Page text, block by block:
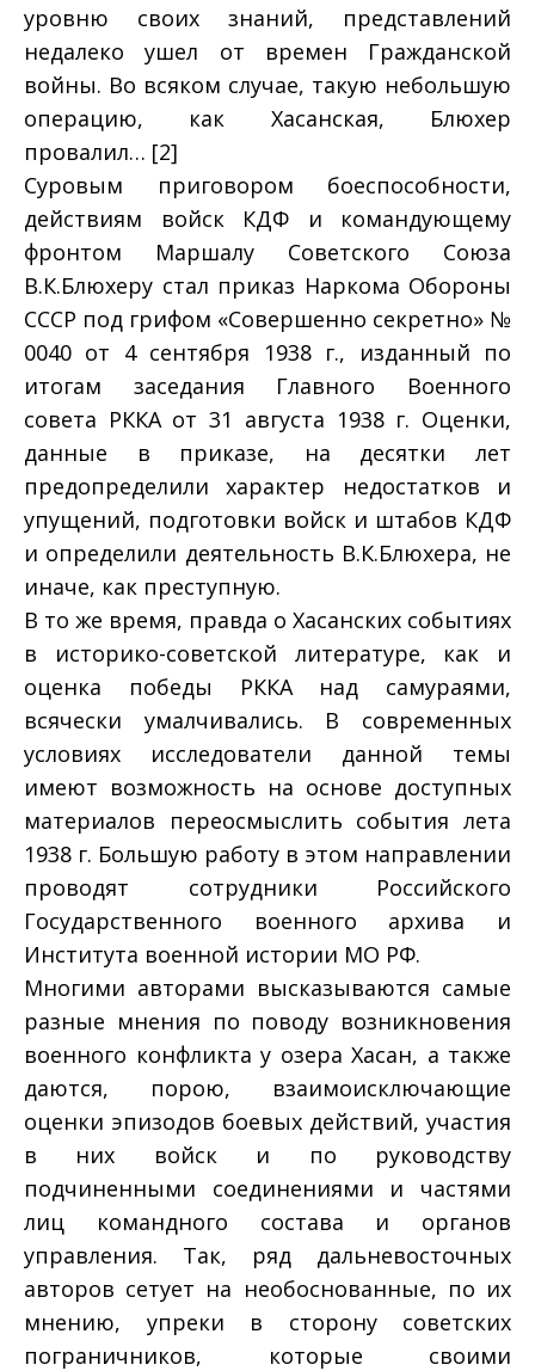
уровню своих знаний, представлений
недалеко ушел от времен Гражданской
войны. Во всяком случае, такую небольшую
операцию, как Хасанская, Блюхер
провалил… [2]
Суровым приговором боеспособности,
действиям войск КДФ и командующему
фронтом Маршалу Советского Союза
В.К.Блюхеру стал приказ Наркома Обороны
СССР под грифом «Совершенно секретно» №
0040 от 4 сентября 1938 г., изданный по
итогам заседания Главного Военного
совета РККА от 31 августа 1938 г. Оценки,
данные в приказе, на десятки лет
предопределили характер недостатков и
упущений, подготовки войск и штабов КДФ
и определили деятельность В.К.Блюхера, не
иначе, как преступную.
В то же время, правда о Хасанских событиях
в историко-советской литературе, как и
оценка победы РККА над самураями,
всячески умалчивались. В современных
условиях исследователи данной темы
имеют возможность на основе доступных
материалов переосмыслить события лета
1938 г. Большую работу в этом направлении
проводят сотрудники Российского
Государственного военного архива и
Института военной истории МО РФ.
Многими авторами высказываются самые
разные мнения по поводу возникновения
военного конфликта у озера Хасан, а также
даются, порою, взаимоисключающие
оценки эпизодов боевых действий, участия
в них войск и по руководству
подчиненными соединениями и частями
лиц командного состава и органов
управления. Так, ряд дальневосточных
авторов сетует на необоснованные, по их
мнению, упреки в сторону советских
пограничников, которые своими